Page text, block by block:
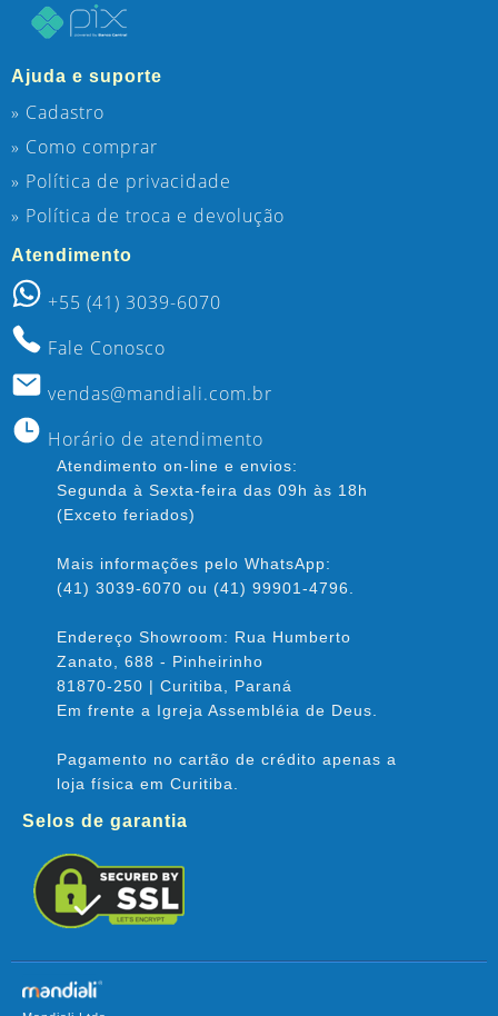
Ajuda e suporte
» Cadastro
» Como comprar
» Política de privacidade
» Política de troca e devolução
Atendimento
+55 (41) 3039-6070
Fale Conosco
vendas@mandiali.com.br
Horário de atendimento
Atendimento on-line e envios:
Segunda à Sexta-feira das 09h às 18h
(Exceto feriados)
Mais informações pelo WhatsApp:
(41) 3039-6070 ou (41) 99901-4796.
Endereço Showroom: Rua Humberto
Zanato, 688 - Pinheirinho
81870-250 | Curitiba, Paraná
Em frente a Igreja Assembléia de Deus.
Pagamento no cartão de crédito apenas a
loja física em Curitiba.
Selos de garantia